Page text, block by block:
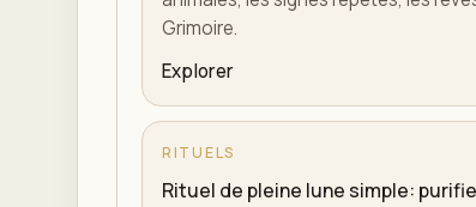
Grimoire.
Explorer
RITUELS
Rituel de pleine lune simple: